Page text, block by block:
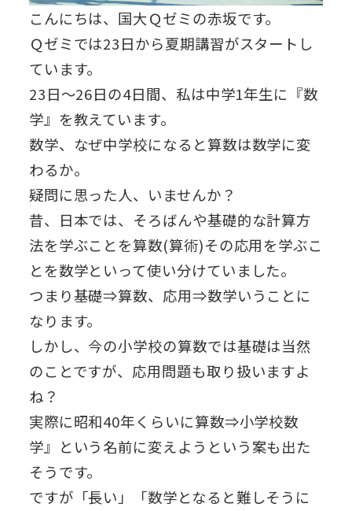
こんにちは、国大Ｑゼミの赤坂です。
Ｑゼミでは23日から夏期講習がスタートし
ています。
23日～26日の4日間、私は中学1年生に『数
学』を教えています。
数学、なぜ中学校になると算数は数学に変
わるか。
疑問に思った人、いませんか？
昔、日本では、そろばんや基礎的な計算方
法を学ぶことを算数(算術)その応用を学ぶこ
とを数学といって使い分けていました。
つまり基礎⇒算数、応用⇒数学いうことに
なります。
しかし、今の小学校の算数では基礎は当然
のことですが、応用問題も取り扱いますよ
ね？
実際に昭和40年くらいに算数⇒小学校数
学』という名前に変えようという案も出た
そうです。
ですが「長い」「数学となると難しそうに